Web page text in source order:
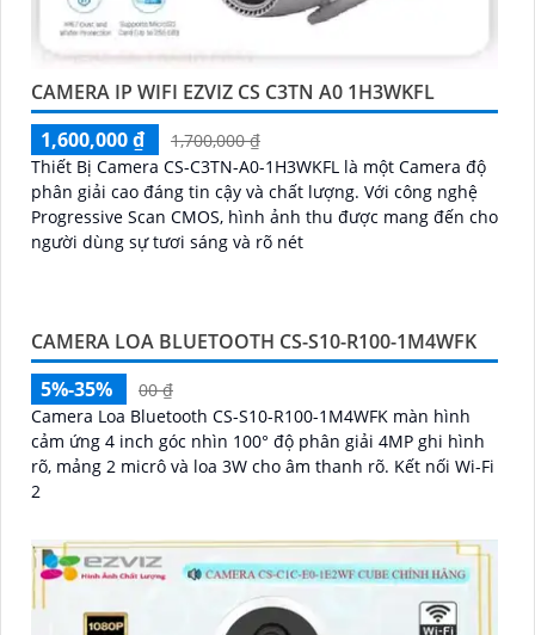
CAMERA IP WIFI EZVIZ CS C3TN A0 1H3WKFL
1,600,000 ₫
1,700,000 ₫
Thiết Bị Camera CS-C3TN-A0-1H3WKFL là một Camera độ
phân giải cao đáng tin cậy và chất lượng. Với công nghệ
Progressive Scan CMOS, hình ảnh thu được mang đến cho
người dùng sự tươi sáng và rõ nét
CAMERA LOA BLUETOOTH CS-S10-R100-1M4WFK
5%-35%
00 ₫
Camera Loa Bluetooth CS-S10-R100-1M4WFK màn hình
cảm ứng 4 inch góc nhìn 100° độ phân giải 4MP ghi hình
rõ, mảng 2 micrô và loa 3W cho âm thanh rõ. Kết nối Wi-Fi
2